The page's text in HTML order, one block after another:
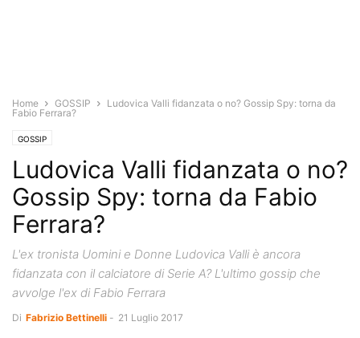
Home GOSSIP
Ludovica Valli fidanzata o no? Gossip Spy: torna da
Fabio Ferrara?
GOSSIP
Ludovica Valli fidanzata o no?
Gossip Spy: torna da Fabio
Ferrara?
L'ex tronista Uomini e Donne Ludovica Valli è ancora
fidanzata con il calciatore di Serie A? L'ultimo gossip che
avvolge l'ex di Fabio Ferrara
Di Fabrizio Bettinelli - 21 Luglio 2017